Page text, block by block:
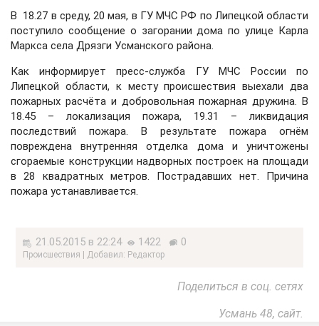
В 18.27 в среду, 20 мая, в ГУ МЧС РФ по Липецкой области
поступило сообщение о загорании дома по улице Карла
Маркса села Дрязги Усманского района.
Как информирует пресс-служба ГУ МЧС России по
Липецкой области, к месту происшествия выехали два
пожарных расчёта и добровольная пожарная дружина. В
18.45 – локализация пожара, 19.31 – ликвидация
последствий пожара. В результате пожара огнём
повреждена внутренняя отделка дома и уничтожены
сгораемые конструкции надворных построек на площади
в 28 квадратных метров. Пострадавших нет. Причина
пожара устанавливается.
21.05.2015 в 22:24 1422 0
Проиcшествия | Добавил: Редактор
Поделиться в соц. сетях
Усмань 48, сайт.